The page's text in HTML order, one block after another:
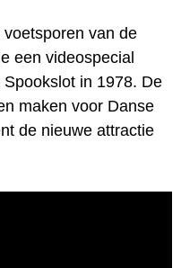
van de
een videospecial
in 1978. De
maken voor Danse
de nieuwe attractie